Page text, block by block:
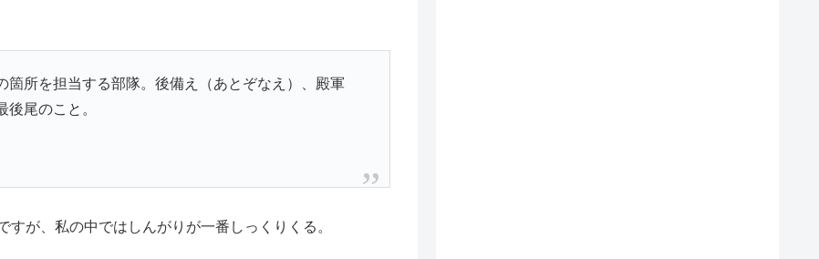
所を担当する部隊。後備え（あとぞなえ）、殿軍
後尾のこと。
が、私の中ではしんがりが一番しっくりくる。